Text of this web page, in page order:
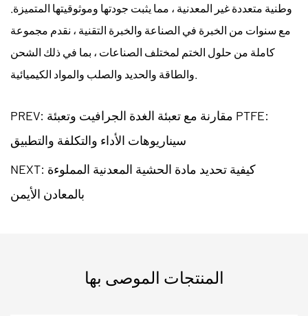
وطنية متعددة غير المعدنية ، مما يثبت جودتها وموثوقيتها المتميزة.
مع سنوات من الخبرة في الصناعة والخبرة التقنية ، نقدم مجموعة
كاملة من حلول الختم لمختلف الصناعات ، بما في ذلك الشحن
PREV: مقارنة مع تعبئة الغدة الجرافيت وتعبئة PTFE:
سيناريوهات الأداء والتكلفة والتطبيق
NEXT: كيفية تحديد مادة الحشية المعدنية المملوءة
بالمعادن الأيمن
المنتجات الموصى بها